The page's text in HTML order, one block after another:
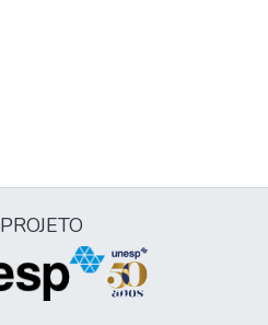
PROJETO